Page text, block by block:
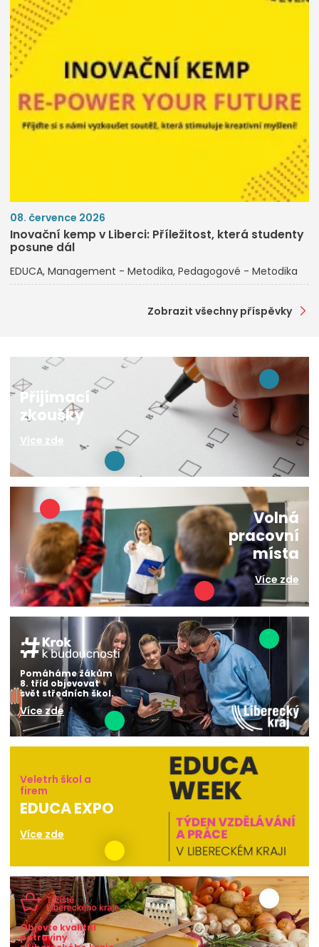
08. července 2026
Inovační kemp v Liberci: Příležitost, která studenty
posune dál
EDUCA Management - Metodika Pedagogové - Metodika
Zobrazit všechny příspěvky
Přijímací
zkoušky
Více zde
Volná
pracovní
místa
Více zde
Pomáháme žákům
8. tříd objevovat
svět středních škol.
Více zde
Veletrh škol a
firem
EDUCA EXPO
Více zde
Objevte kvalitní
potraviny